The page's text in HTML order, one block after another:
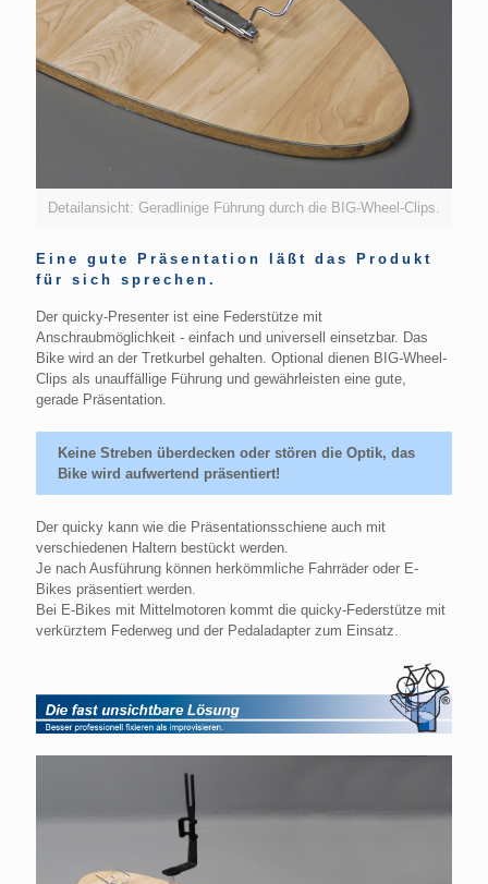
Detailansicht: Geradlinige Führung durch die BIG-Wheel-Clips.
Eine gute Präsentation läßt das Produkt
für sich sprechen.
Der quicky-Presenter ist eine Federstütze mit
Anschraubmöglichkeit - einfach und universell einsetzbar. Das
Bike wird an der Tretkurbel gehalten. Optional dienen BIG-Wheel-
Clips als unauffällige Führung und gewährleisten eine gute,
gerade Präsentation.
Keine Streben überdecken oder stören die Optik, das
Bike wird aufwertend präsentiert!
Der quicky kann wie die Präsentationsschiene auch mit
verschiedenen Haltern bestückt werden.
Je nach Ausführung können herkömmliche Fahrräder oder E-
Bikes präsentiert werden.
Bei E-Bikes mit Mittelmotoren kommt die quicky-Federstütze mit
verkürztem Federweg und der Pedaladapter zum Einsatz.